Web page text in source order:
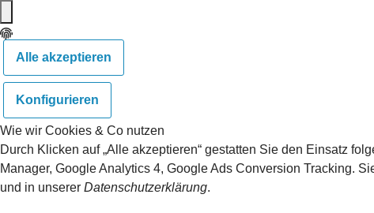
Alle akzeptieren
Konfigurieren
Wie wir Cookies & Co nutzen
Durch Klicken auf „Alle akzeptieren“ gestatten Sie den Einsatz
Manager, Google Analytics 4, Google Ads Conversion Tracking.
und in unserer Datenschutzerklärung.